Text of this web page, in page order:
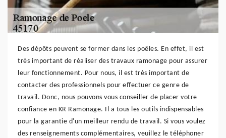
Des dépôts peuvent se former dans les poêles. En effet, il est
très important de réaliser des travaux ramonage pour assurer
leur fonctionnement. Pour nous, il est très important de
contacter des professionnels pour effectuer ce genre de
travail. Donc, nous pouvons vous conseiller de placer votre
confiance en KR Ramonage. Il a tous les outils indispensables
pour la garantie d'un meilleur rendu de travail. Si vous voulez
des renseignements complémentaires, veuillez le téléphoner